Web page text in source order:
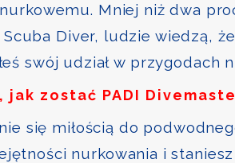
Mniej niż dwa
Diver, ludzie wiedzą,
swój udział w przygodach
jak zostać PADI
się miłością do
nurkowania i